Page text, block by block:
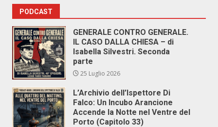
PODCAST
GENERALE CONTRO GENERALE.
IL CASO DALLA CHIESA – di
Isabella Silvestri. Seconda
parte
25 Luglio 2026
L’Archivio dell’Ispettore Di
Falco: Un Incubo Arancione
Accende la Notte nel Ventre del
Porto (Capitolo 33)